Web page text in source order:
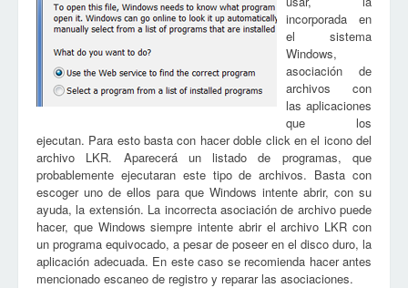
incorporada en
el sistema
Windows,
asociación de
archivos con
las aplicaciones
que los
ejecutan. Para esto basta con hacer doble click en el icono del
archivo LKR. Aparecerá un listado de programas, que
probablemente ejecutaran este tipo de archivos. Basta con
escoger uno de ellos para que Windows intente abrir, con su
ayuda, la extensión. La incorrecta asociación de archivo puede
hacer, que Windows siempre intente abrir el archivo LKR con
un programa equivocado, a pesar de poseer en el disco duro, la
aplicación adecuada. En este caso se recomienda hacer antes
mencionado escaneo de registro y reparar las asociaciones.